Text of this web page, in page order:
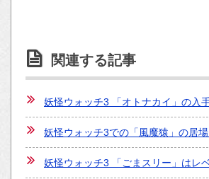
関連する記事
妖怪ウォッチ3 「オトナカイ」の入
妖怪ウォッチ3での「風魔猿」の居
妖怪ウォッチ3 「ごまスリー」はレ